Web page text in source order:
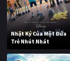
Nhật Ký Của Một Đứa
Trẻ Nhút Nhát